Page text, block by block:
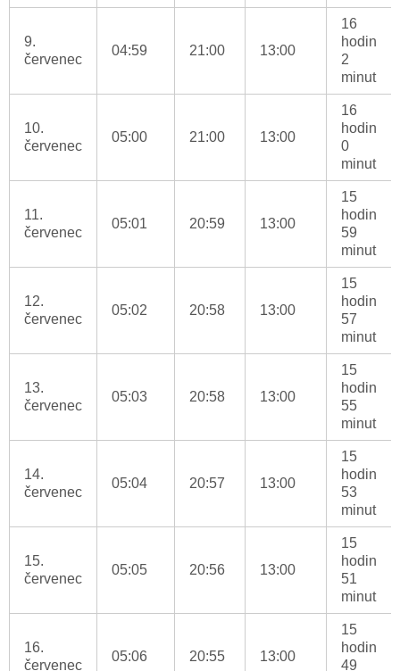
9.
červenec
04:59 21:00 13:00
16
hodin
2
minut
10.
červenec
05:00 21:00 13:00
16
hodin
0
minut
11.
červenec
05:01 20:59 13:00
15
hodin
59
minut
12.
červenec
05:02 20:58 13:00
15
hodin
57
minut
13.
červenec
05:03 20:58 13:00
15
hodin
55
minut
14.
červenec
05:04 20:57 13:00
15
hodin
53
minut
15.
červenec
05:05 20:56 13:00
15
hodin
51
minut
16.
červenec
05:06 20:55 13:00
15
hodin
49